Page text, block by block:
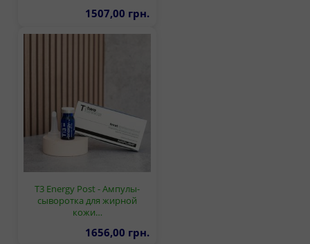
1507,00 грн.
T3 Energy Post - Ампулы-
сыворотка для жирной
кожи…
1656,00 грн.